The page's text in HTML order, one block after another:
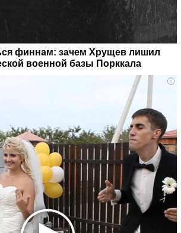
финнам: зачем Хрущев лишил
военной базы Порккала
i